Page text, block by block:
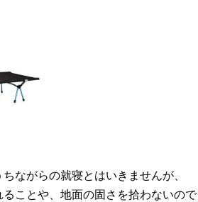
ながらの就寝とはいきませんが、
ることや、地面の固さを拾わないので